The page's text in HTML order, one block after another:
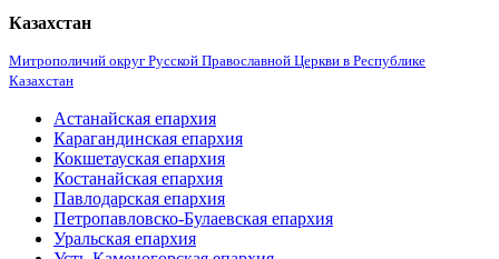
Казахстан
Митрополичий округ Русской Православной Церкви в Республике
Казахстан
Астанайская епархия
Карагандинская епархия
Кокшетауская епархия
Костанайская епархия
Павлодарская епархия
Петропавловско-Булаевская епархия
Уральская епархия